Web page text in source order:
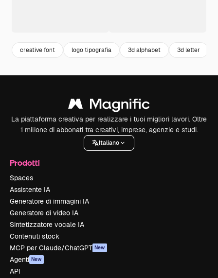
creative font logo tipografia 3d alphabet 3d letter
La piattaforma creativa per realizzare i tuoi migliori lavori. Oltre
1 milione di abbonati tra creativi, imprese, agenzie e studi.
Italiano
Prodotti
Spaces
Assistente IA
Generatore di immagini IA
Generatore di video IA
Sintetizzatore vocale IA
Contenuti stock
MCP per Claude/ChatGPT New
Agenti New
API